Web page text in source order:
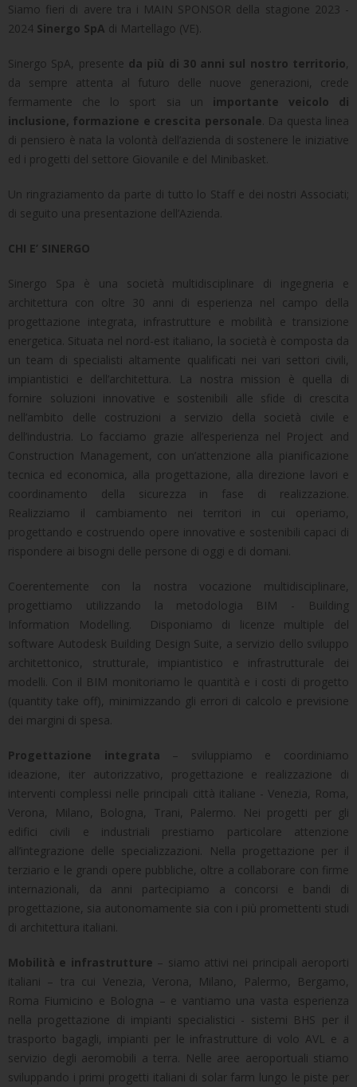
Siamo fieri di avere tra i MAIN SPONSOR della stagione 2023 -
2024 Sinergo SpA di Martellago (VE).
Sinergo SpA, presente da più di 30 anni sul nostro territorio,
da sempre attenta al futuro delle nuove generazioni, crede
fermamente che lo sport sia un importante veicolo di
inclusione, formazione e crescita personale . Da questa linea
di pensiero è nata la volontà dell’azienda di sostenere le iniziative
ed i progetti del settore Giovanile e del Minibasket.
Un ringraziamento da parte di tutto lo Staff e dei nostri Associati;
di seguito una presentazione dell’Azienda.
CHI E’ SINERGO
Sinergo Spa è una società multidisciplinare di ingegneria e
architettura con oltre 30 anni di esperienza nel campo della
progettazione integrata, infrastrutture e mobilità e transizione
energetica. Situata nel nord-est italiano, la società è composta da
un team di specialisti altamente qualificati nei vari settori civili,
impiantistici e dell’architettura. La nostra mission è quella di
fornire soluzioni innovative e sostenibili alle sfide di crescita
nell’ambito delle costruzioni a servizio della società civile e
dell’industria. Lo facciamo grazie all’esperienza nel Project and
Construction Management, con un’attenzione alla pianificazione
tecnica ed economica, alla progettazione, alla direzione lavori e
coordinamento della sicurezza in fase di realizzazione.
Realizziamo il cambiamento nei territori in cui operiamo,
progettando e costruendo opere innovative e sostenibili capaci di
rispondere ai bisogni delle persone di oggi e di domani.
Coerentemente con la nostra vocazione multidisciplinare,
progettiamo utilizzando la metodologia BIM - Building
Information Modelling. Disponiamo di licenze multiple del
software Autodesk Building Design Suite, a servizio dello sviluppo
architettonico, strutturale, impiantistico e infrastrutturale dei
modelli. Con il BIM monitoriamo le quantità e i costi di progetto
(quantity take off), minimizzando gli errori di calcolo e previsione
dei margini di spesa.
Progettazione integrata – sviluppiamo e coordiniamo
ideazione, iter autorizzativo, progettazione e realizzazione di
interventi complessi nelle principali città italiane - Venezia, Roma,
Verona, Milano, Bologna, Trani, Palermo. Nei progetti per gli
edifici civili e industriali prestiamo particolare attenzione
all’integrazione delle specializzazioni. Nella progettazione per il
terziario e le grandi opere pubbliche, oltre a collaborare con firme
internazionali, da anni partecipiamo a concorsi e bandi di
progettazione, sia autonomamente sia con i più promettenti studi
di architettura italiani.
Mobilità e infrastrutture – siamo attivi nei principali aeroporti
italiani – tra cui Venezia, Verona, Milano, Palermo, Bergamo,
Roma Fiumicino e Bologna – e vantiamo una vasta esperienza
nella progettazione di impianti specialistici - sistemi BHS per il
trasporto bagagli, impianti per le infrastrutture di volo AVL e a
servizio degli aeromobili a terra. Nelle aree aeroportuali stiamo
sviluppando i primi progetti italiani di solar farm lungo le piste per